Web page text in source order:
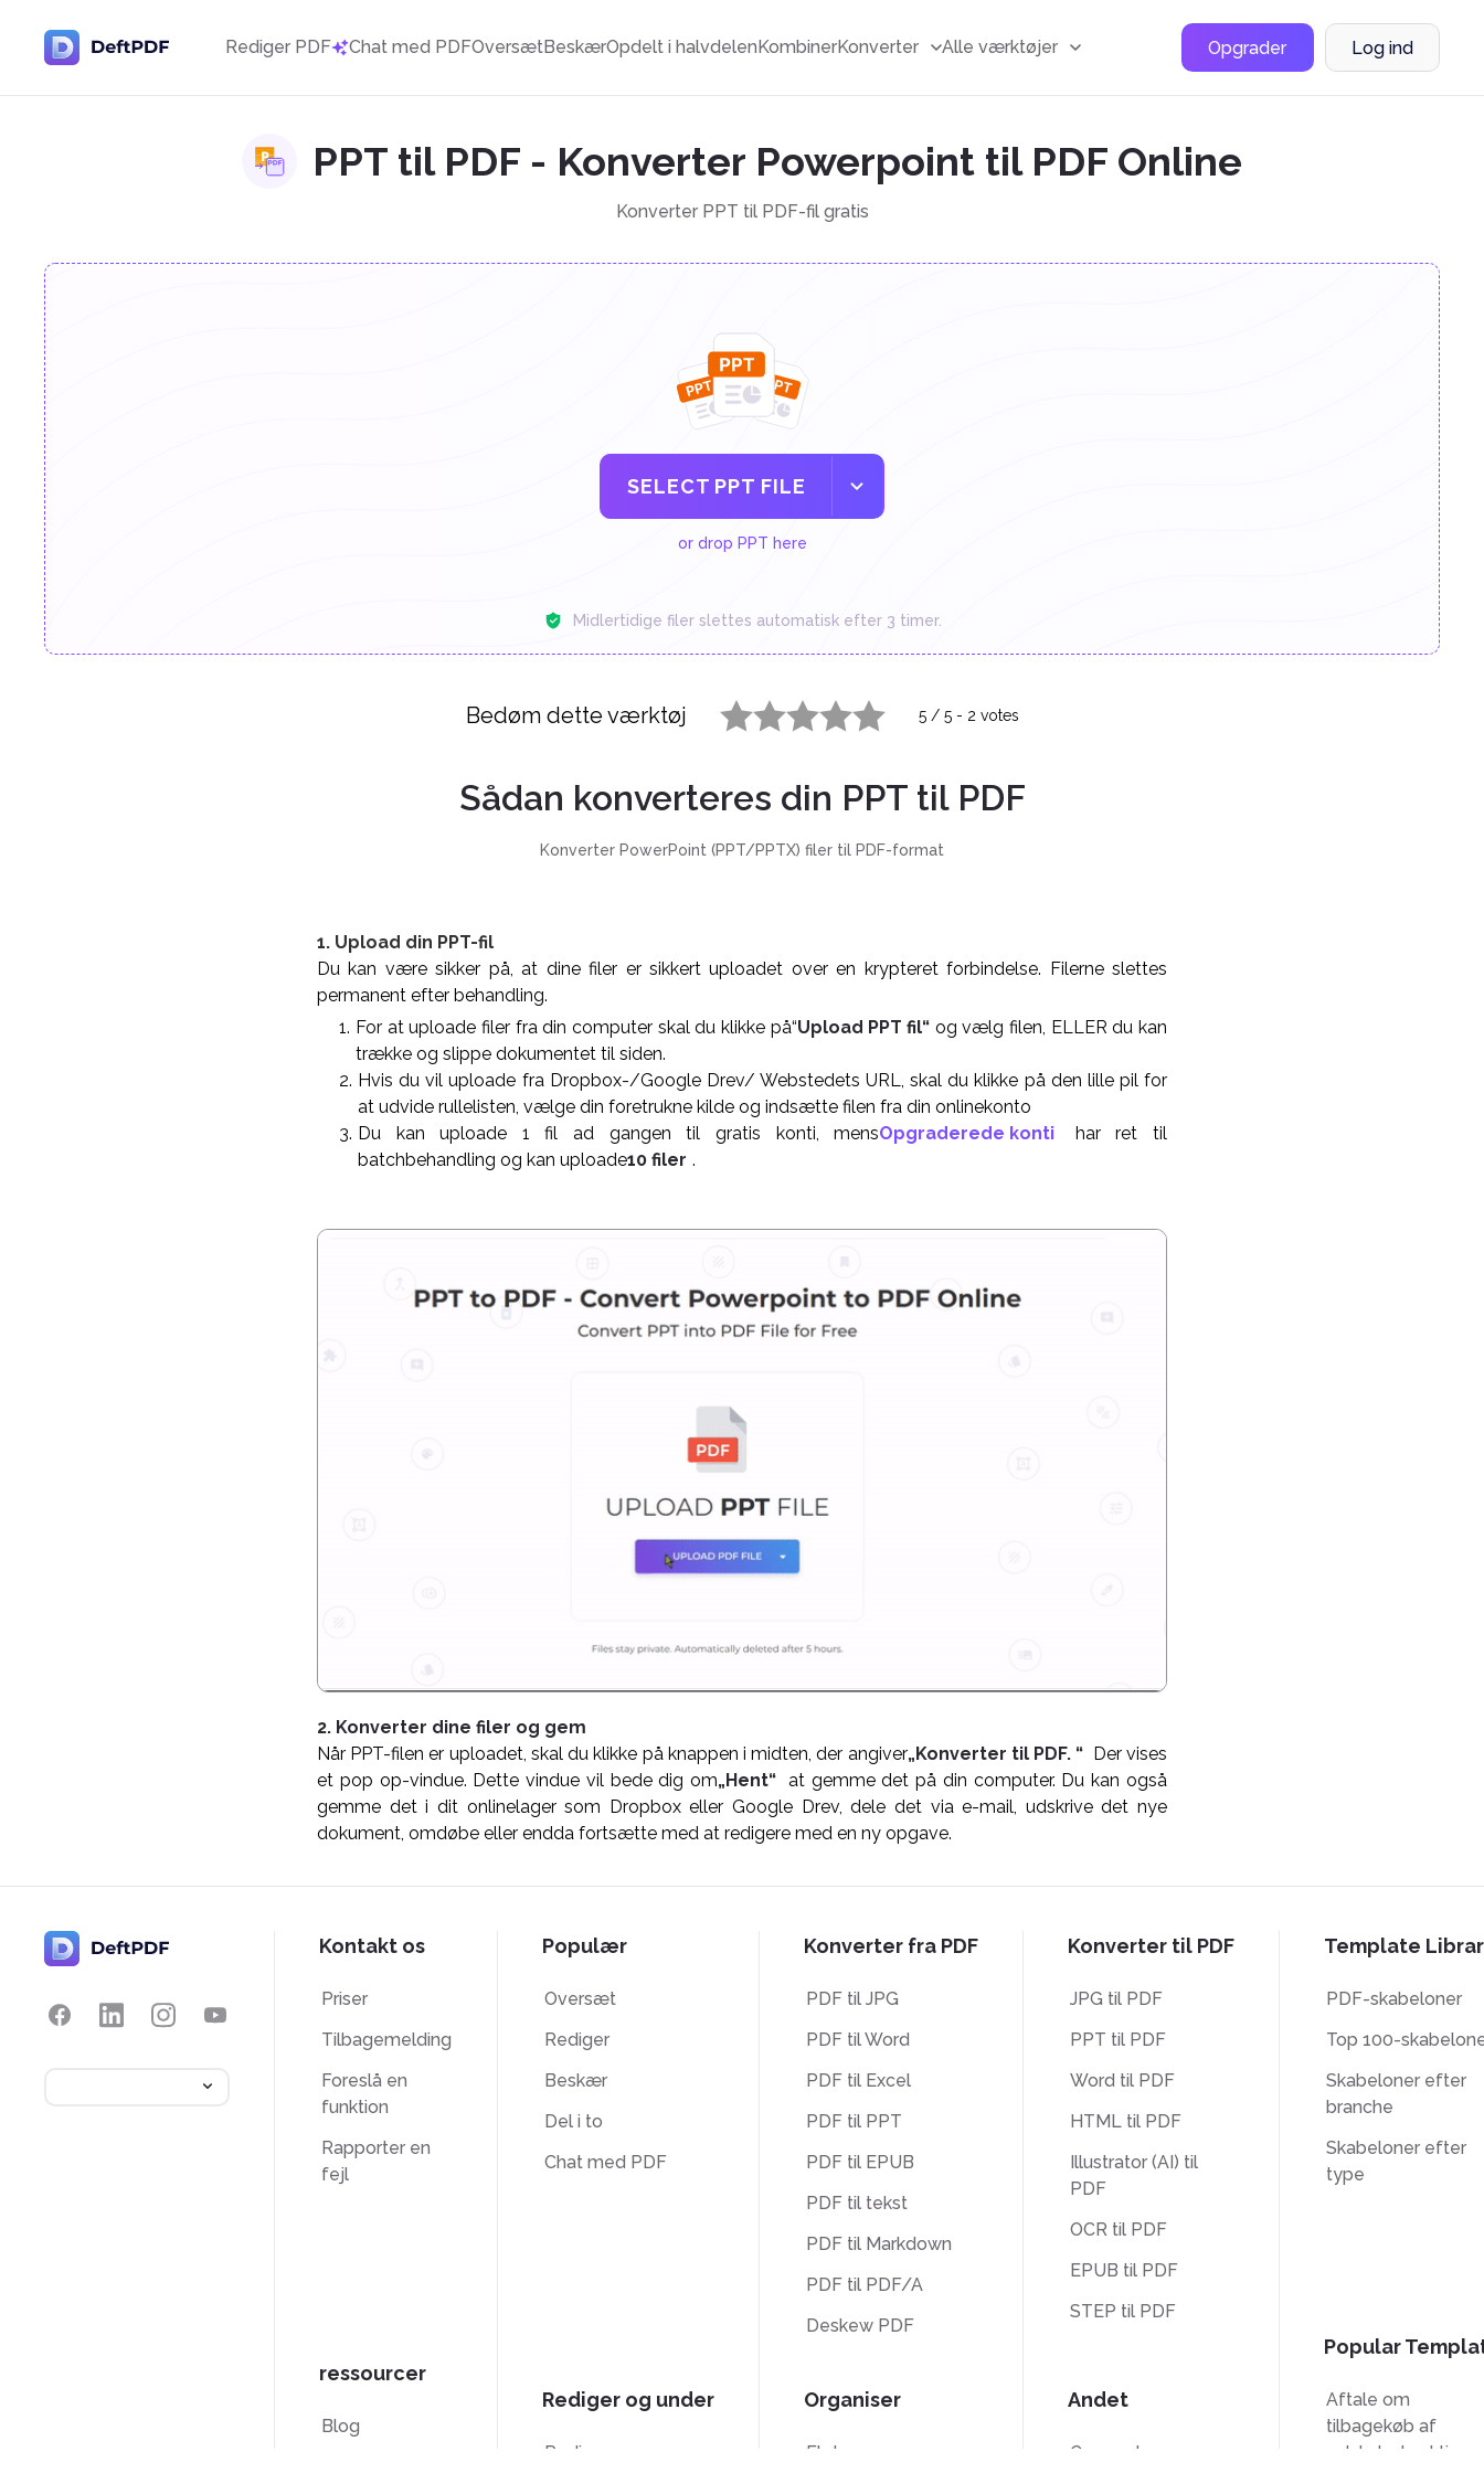
Rediger PDF Chat med PDFOversætBeskærOpdelt i halvdelenKombinerKonverter Alle værktøjer Opgrader Log ind
PPT til PDF - Konverter Powerpoint til PDF Online
Konverter PPT til PDF-fil gratis
SELECT PPT FILE
or drop PPT here
Midlertidige filer slettes automatisk efter 3 timer.
Bedøm dette værktøj 5/ 5- 2 votes
Sådan konverteres din PPT til PDF
Konverter PowerPoint (PPT/PPTX) filer til PDF-format
1. Upload din PPT-fil
Du kan være sikker på, at dine filer er sikkert uploadet over en krypteret forbindelse. Filerne slettes
permanent efter behandling.
For at uploade filer fra din computer skal du klikke på“Upload PPT fil“ og vælg filen, ELLER du kan
trække og slippe dokumentet til siden.
Hvis du vil uploade fra Dropbox-/Google Drev/ Webstedets URL, skal du klikke på den lille pil for
at udvide rullelisten, vælge din foretrukne kilde og indsætte filen fra din onlinekonto
Du kan uploade 1 fil ad gangen til gratis konti, mensOpgraderede konti
har ret til
batchbehandling og kan uploade10 filer .
2. Konverter dine filer og gem
Når PPT-filen er uploadet, skal du klikke på knappen i midten, der angiver„Konverter til PDF. “ Der vises
et pop op-vindue. Dette vindue vil bede dig om„Hent“ at gemme det på din computer. Du kan også
gemme det i dit onlinelager som Dropbox eller Google Drev, dele det via e-mail, udskrive det nye
dokument, omdøbe eller endda fortsætte med at redigere med en ny opgave.
Kontakt os
Priser
Tilbagemelding
Foreslå en
funktion
Rapporter en
fejl
ressourcer
Blog
Populær
Oversæt
Rediger
Beskær
Del i to
Chat med PDF
Rediger og under
Rediger
Konverter fra PDF
PDF til JPG
PDF til Word
PDF til Excel
PDF til PPT
PDF til EPUB
PDF til tekst
PDF til Markdown
PDF til PDF/A
Deskew PDF
Organiser
Flet
Konverter til PDF
JPG til PDF
PPT til PDF
Word til PDF
HTML til PDF
Illustrator (AI) til
PDF
OCR til PDF
EPUB til PDF
STEP til PDF
Andet
Oversæt
Template
PDF-skabeloner
Top 100-
Skabeloner efter
branche
Skabeloner efter
type
Popular
Aftale om
tilbagekøb af
selskabets aktier